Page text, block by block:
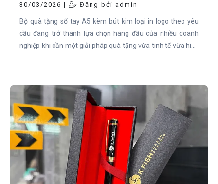
30/03/2026 | Đăng bởi admin
Bộ quà tặng sổ tay A5 kèm bút kim loại in logo theo yêu
cầu đang trở thành lựa chọn hàng đầu của nhiều doanh
nghiệp khi cần một giải pháp quà tặng vừa tinh tế vừa hiệu
khách hàng, đối tác và nhân viên.